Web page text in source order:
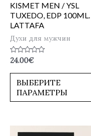
KISMET MEN / YSL
TUXEDO, EDP 100ML.
LATTAFA
Духи для мужчин
Оценка
из
24.00€
ВЫБЕРИТЕ
ПАРАМЕТРЫ